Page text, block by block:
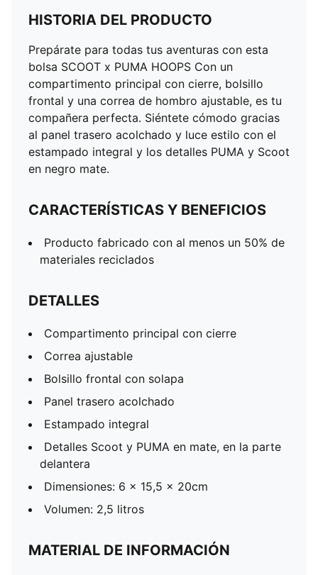
Compartimento principal con cierre
Correa ajustable
Bolsillo frontal con solapa
Panel trasero acolchado
Estampado integral
Detalles Scoot y PUMA en mate, en la parte delantera
Dimensiones: 6 x 15,5 x 20cm
Volumen: 2,5 litros
HISTORIA DEL PRODUCTO
Prepárate para todas tus aventuras con esta
bolsa SCOOT x PUMA HOOPS Con un
compartimento principal con cierre, bolsillo
frontal y una correa de hombro ajustable, es tu
compañera perfecta. Siéntete cómodo gracias
al panel trasero acolchado y luce estilo con el
estampado integral y los detalles PUMA y Scoot
en negro mate.
CARACTERÍSTICAS Y BENEFICIOS
Producto fabricado con al menos un 50% de
materiales reciclados
DETALLES
Compartimento principal con cierre
Correa ajustable
Bolsillo frontal con solapa
Panel trasero acolchado
Estampado integral
Detalles Scoot y PUMA en mate, en la parte
delantera
Dimensiones: 6 x 15,5 x 20cm
Volumen: 2,5 litros
MATERIAL DE INFORMACIÓN